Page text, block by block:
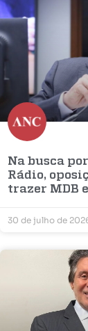
Na busca
Rádio,
trazer MDB
30 de julho de